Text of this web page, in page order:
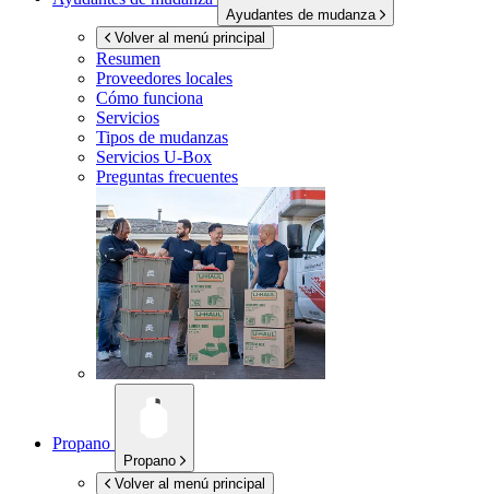
Ayudantes de mudanza
Volver al menú principal
Resumen
Proveedores locales
Cómo funciona
Servicios
Tipos de mudanzas
Servicios U-Box
Preguntas frecuentes
Propano
Propano
Volver al menú principal